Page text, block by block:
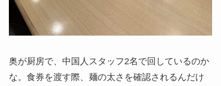
奥が厨房で、中国人スタッフ2名で回しているのか
な。食券を渡す際、麺の太さを確認されるんだけ